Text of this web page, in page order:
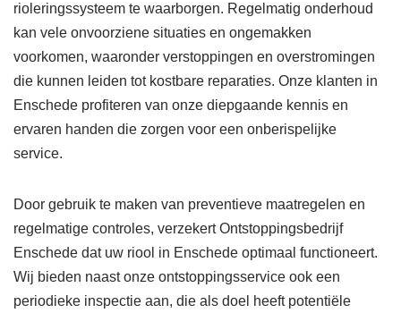
rioleringssysteem te waarborgen. Regelmatig onderhoud
kan vele onvoorziene situaties en ongemakken
voorkomen, waaronder verstoppingen en overstromingen
die kunnen leiden tot kostbare reparaties. Onze klanten in
Enschede profiteren van onze diepgaande kennis en
ervaren handen die zorgen voor een onberispelijke
service.
Door gebruik te maken van preventieve maatregelen en
regelmatige controles, verzekert Ontstoppingsbedrijf
Enschede dat uw riool in Enschede optimaal functioneert.
Wij bieden naast onze ontstoppingsservice ook een
periodieke inspectie aan, die als doel heeft potentiële